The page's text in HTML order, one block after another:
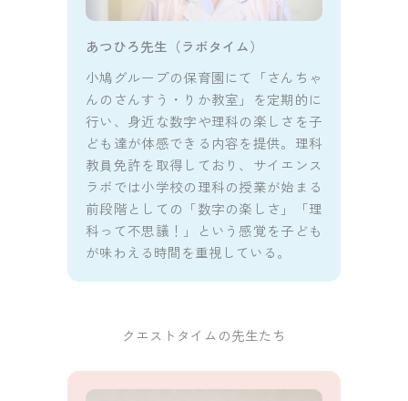
あつひろ先生（ラボタイム）
小鳩グループの保育園にて「さんちゃ
んのさんすう・りか教室」を定期的に
行い、身近な数字や理科の楽しさを子
ども達が体感できる内容を提供。理科
教員免許を取得しており、サイエンス
ラボでは小学校の理科の授業が始まる
前段階としての「数字の楽しさ」「理
科って不思議！」という感覚を子ども
が味わえる時間を重視している。
クエストタイムの先生たち